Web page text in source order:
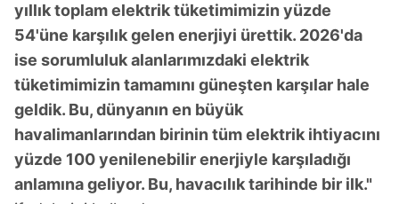
yıllık toplam elektrik tüketimimizin yüzde
54'üne karşılık gelen enerjiyi ürettik. 2026'da
ise sorumluluk alanlarımızdaki elektrik
tüketimimizin tamamını güneşten karşılar hale
geldik. Bu, dünyanın en büyük
havalimanlarından birinin tüm elektrik ihtiyacını
yüzde 100 yenilenebilir enerjiyle karşıladığı
anlamına geliyor. Bu, havacılık tarihinde bir ilk."